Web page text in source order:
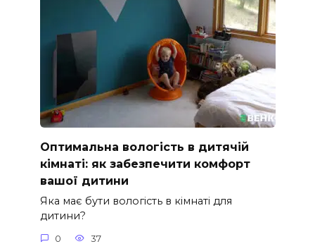
Оптимальна вологість в дитячій
кімнаті: як забезпечити комфорт
вашої дитини
Яка має бути вологість в кімнаті для
дитини?
0 37